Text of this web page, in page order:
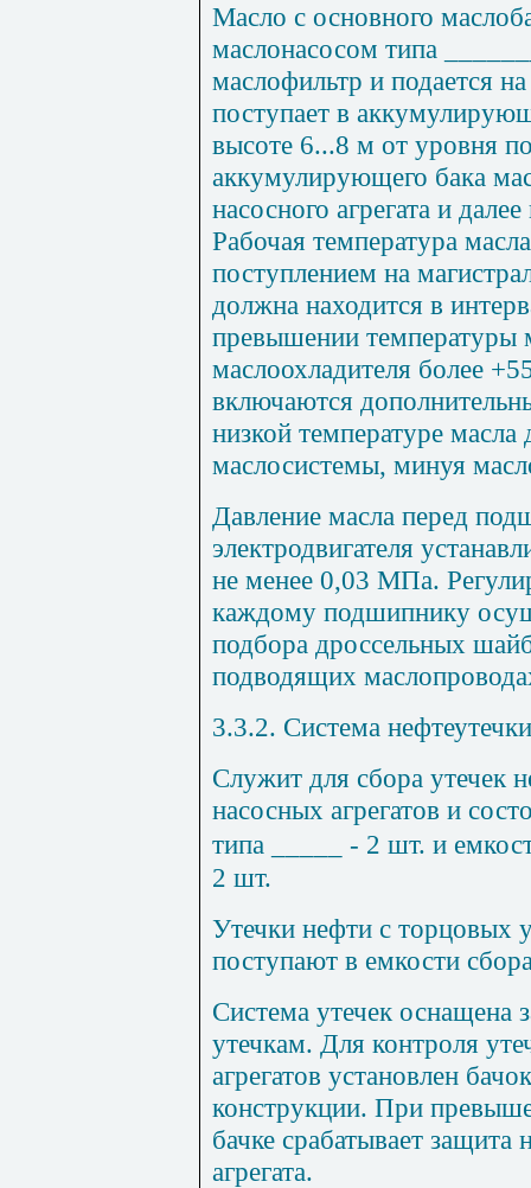
Масло с основного
маслонасосом типа
маслофильтр и подается
поступает в
высоте 6...8 м от уровня
аккумулирующего бака
насосного агрегата и
Рабочая температура
поступлением на
должна находится в
превышении температуры
маслоохладителя более
включаются
низкой температуре масла
маслосистемы, минуя
Давление масла перед
электродвигателя
не менее 0,03 МПа.
каждому подшипнику
подбора дроссельных
подводящих
3.3.2. Система нефтеутечки
Служит для сбора утечек
насосных агрегатов и
типа _____ - 2 шт. и
2 шт.
Утечки нефти с торцовых
поступают в емкости
Система утечек
утечкам. Для контроля
агрегатов установлен
конструкции. При
бачке срабатывает защита
агрегата.